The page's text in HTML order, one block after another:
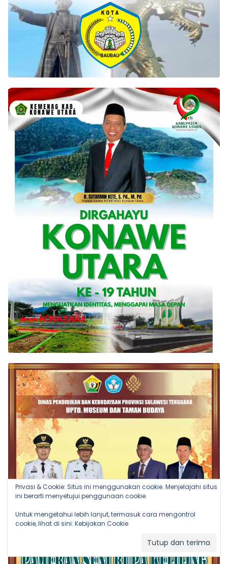
Privasi & Cookie: Situs ini menggunakan cookie. Menjelajahi situs
ini berarti menyetujui penggunaan cookie.
Untuk mengetahui lebih lanjut, termasuk cara mengontrol
cookie, lihat di sini: Kebijakan Cookie